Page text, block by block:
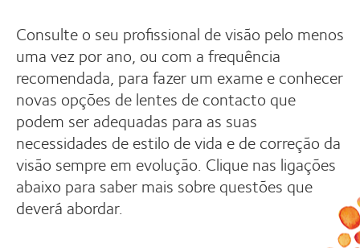
Consulte o seu profissional de visão pelo menos
uma vez por ano, ou com a frequência
recomendada, para fazer um exame e conhecer
novas opções de lentes de contacto que
podem ser adequadas para as suas
necessidades de estilo de vida e de correção da
visão sempre em evolução. Clique nas ligações
abaixo para saber mais sobre questões que
deverá abordar.